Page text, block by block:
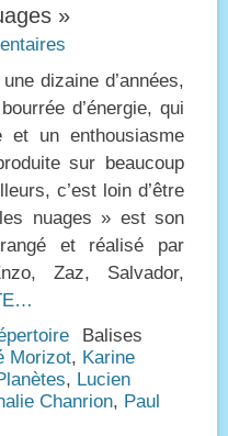
»
dizaine d’années,
d’énergie, qui
un enthousiasme
sur beaucoup
c’est loin d’être
nuages » est son
et réalisé par
Zaz, Salvador,
Balises
Morizot, Karine
, Lucien
Chanrion, Paul